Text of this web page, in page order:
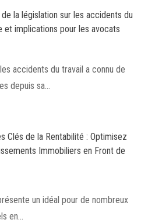
de la législation sur les accidents du
et implications pour les avocats
accidents du travail a connu de
depuis sa…
Clés de la Rentabilité : Optimisez
Immobiliers en Front de
un idéal pour de nombreux
en…